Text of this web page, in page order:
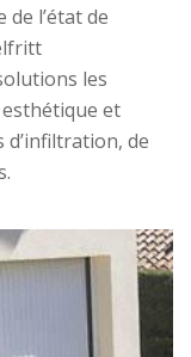
l’état de
les
et
de